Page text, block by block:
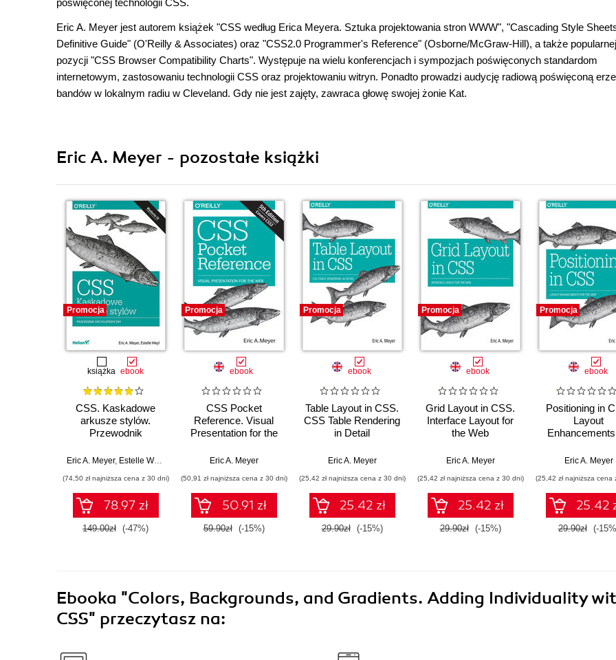
poświęconej technologii CSS.
Eric A. Meyer jest autorem książek "CSS według Erica Meyera. Sztuka projektowania stron WWW", "Cascading Style
Definitive Guide" (O'Reilly & Associates) oraz "CSS2.0 Programmer's Reference" (Osborne/McGraw-Hill), a także popularnej
pozycji "CSS Browser Compatibility Charts". Występuje na wielu konferencjach i sympozjach poświęconych standardom
internetowym, zastosowaniu technologii CSS oraz projektowaniu witryn. Ponadto prowadzi audycję radiową poświęconą
bandów w lokalnym radiu w Cleveland. Gdy nie jest zajęty, zawraca głowę swojej żonie Kat.
Eric A. Meyer - pozostałe książki
Promocja
książka ebook
CSS. Kaskadowe
arkusze stylów.
Przewodnik
Wydanie IV
Eric A. Meyer, Estelle Weyl
(74,50 zł najniższa cena z 30 dni)
78.97 zł
149.00zł (-47%)
Promocja
ebook
CSS Pocket
Reference. Visual
Presentation for the
Eric A. Meyer
(50,91 zł najniższa cena z 30 dni)
50.91 zł
59.90zł (-15%)
Promocja
ebook
Table Layout in CSS.
CSS Table Rendering
in Detail
Eric A. Meyer
(25,42 zł najniższa cena z 30 dni)
25.42 zł
29.90zł (-15%)
Promocja
ebook
Grid Layout in CSS.
Interface Layout for
the Web
Eric A. Meyer
(25,42 zł najniższa cena z 30 dni)
25.42 zł
29.90zł (-15%)
Promocja
ebook
Positioning in
Layout
Eric A. Meyer
(25,42 zł najniższa cena
25.42
29.90zł (-
Ebooka "Colors, Backgrounds, and Gradients. Adding Individuality
CSS" przeczytasz na: